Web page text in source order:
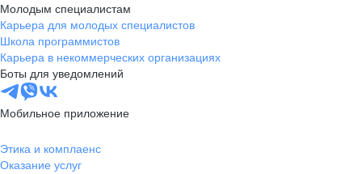
Молодым специалистам
Карьера для молодых специалистов
Школа программистов
Карьера в некоммерческих организациях
Боты для уведомлений
Мобильное приложение
Этика и комплаенс
Оказание услуг